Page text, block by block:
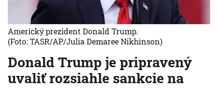
Donald Trump je pripravený
uvaliť rozsiahle sankcie na
Americký prezident Donald Trump.
(Foto: TASR/AP/Julia Demaree Nikhinson)